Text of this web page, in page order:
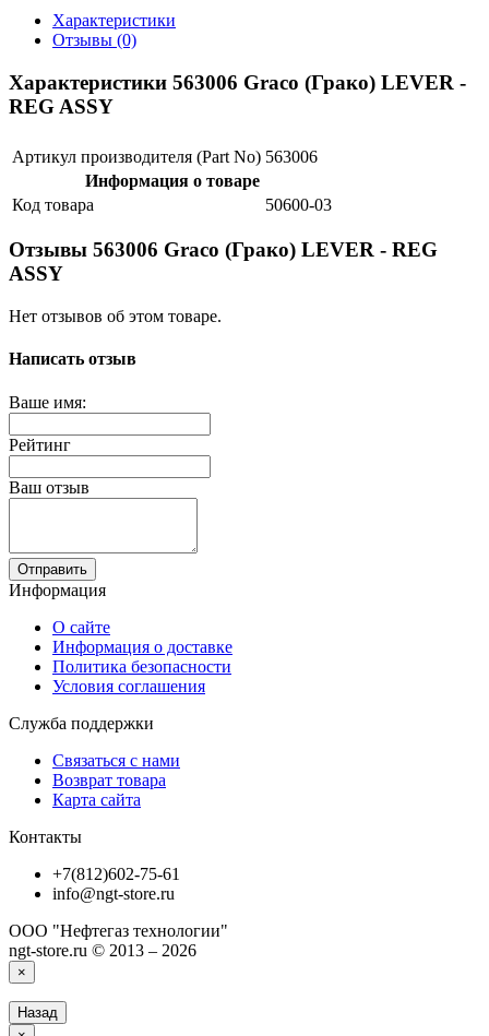
Характеристики
Отзывы (0)
Характеристики 563006 Graco (Грако) LEVER -
REG ASSY
Артикул производителя (Part No) 563006
Информация о товаре
Код товара
50600-03
Отзывы 563006 Graco (Грако) LEVER - REG
ASSY
Нет отзывов об этом товаре.
Написать отзыв
Ваше имя:
Рейтинг
Ваш отзыв
Отправить
Информация
О сайте
Информация о доставке
Политика безопасности
Условия соглашения
Служба поддержки
Связаться с нами
Возврат товара
Карта сайта
Контакты
+7(812)602-75-61
info@ngt-store.ru
ООО "Нефтегаз технологии"
ngt-store.ru © 2013 – 2026
×
Назад